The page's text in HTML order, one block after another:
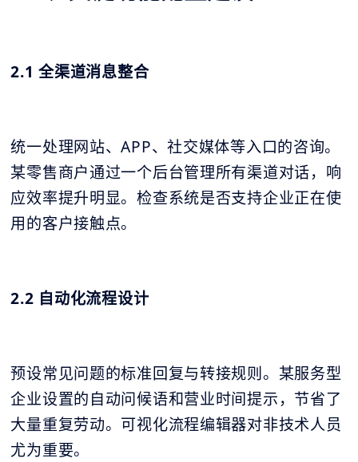
2.1 全渠道消息整合
统一处理网站、APP、社交媒体等入口的咨询。
某零售商户通过一个后台管理所有渠道对话，响
应效率提升明显。检查系统是否支持企业正在使
用的客户接触点。
2.2 自动化流程设计
预设常见问题的标准回复与转接规则。某服务型
企业设置的自动问候语和营业时间提示，节省了
大量重复劳动。可视化流程编辑器对非技术人员
尤为重要。